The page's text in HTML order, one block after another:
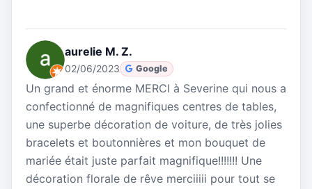
aurelie M. Z.
02/06/2023 Google
Un grand et énorme MERCI à Severine qui nous a
confectionné de magnifiques centres de tables,
une superbe décoration de voiture, de très jolies
bracelets et boutonnières et mon bouquet de
mariée était juste parfait magnifique!!!!!!! Une
décoration florale de rêve merciiiii pour tout se